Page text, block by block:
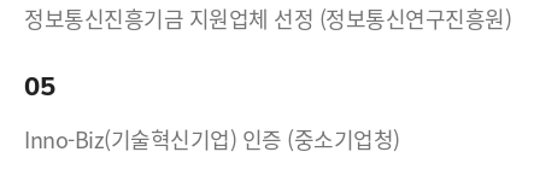
정보통신진흥기금 지원업체 선정 (정보통신연구진흥원)
05
Inno-Biz(기술혁신기업) 인증 (중소기업청)